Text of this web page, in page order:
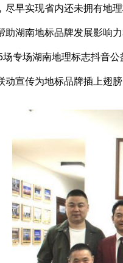
尽早实现省内还未拥有地
助湖南地标品牌发展影响
场专场湖南地理标志抖音
动宣传为地标品牌插上翅